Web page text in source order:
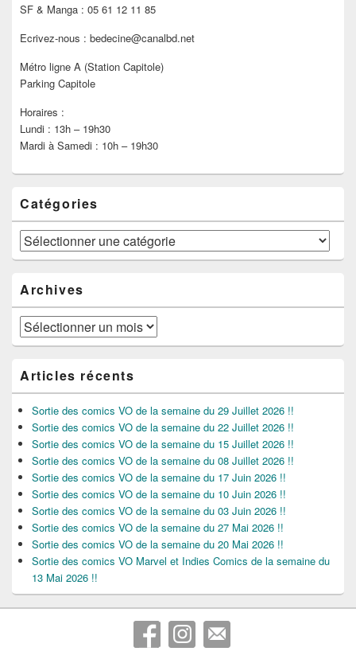
SF & Manga : 05 61 12 11 85
Ecrivez-nous : bedecine@canalbd.net
Métro ligne A (Station Capitole)
Parking Capitole
Horaires :
Lundi : 13h – 19h30
Mardi à Samedi : 10h – 19h30
Catégories
Catégories
Archives
Archives
Articles récents
Sortie des comics VO de la semaine du 29 Juillet 2026 !!
Sortie des comics VO de la semaine du 22 Juillet 2026 !!
Sortie des comics VO de la semaine du 15 Juillet 2026 !!
Sortie des comics VO de la semaine du 08 Juillet 2026 !!
Sortie des comics VO de la semaine du 17 Juin 2026 !!
Sortie des comics VO de la semaine du 10 Juin 2026 !!
Sortie des comics VO de la semaine du 03 Juin 2026 !!
Sortie des comics VO de la semaine du 27 Mai 2026 !!
Sortie des comics VO de la semaine du 20 Mai 2026 !!
Sortie des comics VO Marvel et Indies Comics de la semaine du
13 Mai 2026 !!